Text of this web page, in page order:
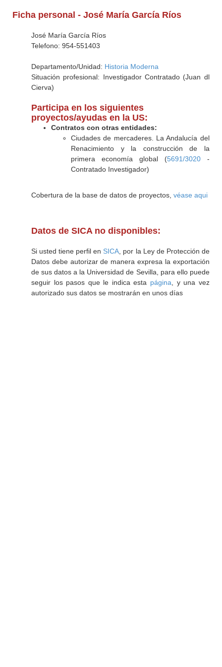
Ficha personal - José María García Ríos
José María García Ríos
Telefono: 954-551403
Departamento/Unidad: Historia Moderna
Situación profesional: Investigador Contratado (Juan dl
Cierva)
Participa en los siguientes
proyectos/ayudas en la US:
Contratos con otras entidades:
Ciudades de mercaderes. La Andalucía del
Renacimiento y la construcción de la
primera economía global (5691/3020-
Contratado Investigador)
Cobertura de la base de datos de proyectos, véase aqui
Datos de SICA no disponibles:
Si usted tiene perfil en SICA , por la Ley de Protección de
Datos debe autorizar de manera expresa la exportación
de sus datos a la Universidad de Sevilla, para ello puede
seguir los pasos que le indica esta página , y una vez
autorizado sus datos se mostrarán en unos días